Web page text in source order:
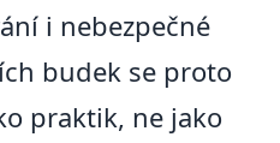
i nebezpečné
budek se proto
praktik, ne jako